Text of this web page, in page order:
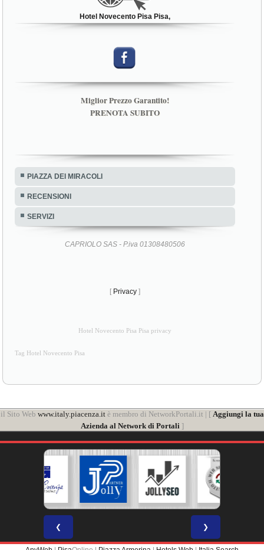
Hotel Novecento Pisa Pisa,
Miglior Prezzo Garantito!
PRENOTA SUBITO
PIAZZA DEI MIRACOLI
RECENSIONI
SERVIZI
CAPRIOLO SAS - P.iva 01308480506
[ Privacy ]
Hotel Novecento Pisa Pisa privacy
Tag Hotel Novecento Pisa
il Sito Web www.italy.piacenza.itè membro di NetworkPortali.it | [ Aggiungi la tua
Azienda al Network di Portali ]
❮ ❯